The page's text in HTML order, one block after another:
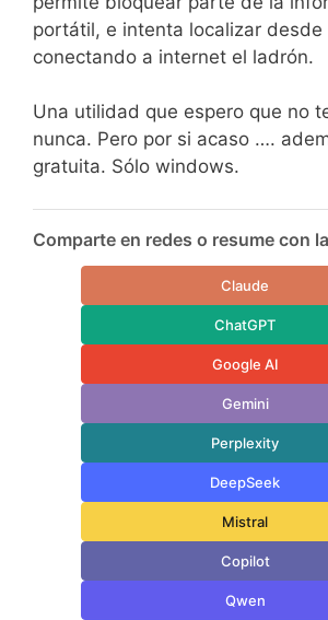
portátil, e intenta localizar
conectando a internet el ladrón.
Una utilidad que espero que no
nunca. Pero por si acaso ….
gratuita. Sólo windows.
Comparte en redes o resume con
Claude
ChatGPT
Google AI
Gemini
Perplexity
DeepSeek
Mistral
Copilot
Qwen